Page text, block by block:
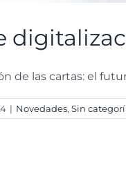
de las cartas: el
| Novedades, Sin